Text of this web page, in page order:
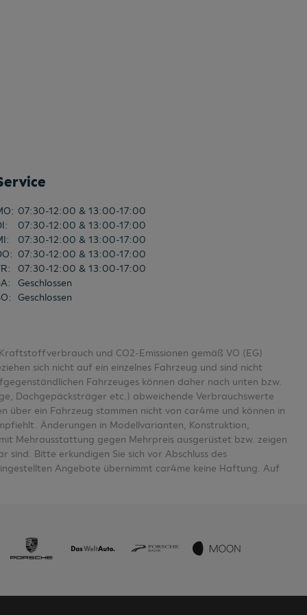
: 07:30-12:00 & 13:00-17:00
:
07:30-12:00 & 13:00-17:00
:
07:30-12:00 & 13:00-17:00
: 07:30-12:00 & 13:00-17:00
:
07:30-12:00 & 13:00-17:00
:
Geschlossen
: Geschlossen
und CO2-Emissionen gemäß VO (EG)
sich nicht auf ein einzelnes Fahrzeug und sind nicht
Fahrzeuges können daher nach unten bzw.
Dachgepäcksträger etc.) abweichende Verbrauchswerte
über ein Fahrzeug stammen nicht von car4me und können in
Änderungen in Modellvarianten, Konstruktion,
Mehrausstattung gegen Mehrpreis ausgerüstet bzw. zeigen
Bitte erkundigen Sie sich vor Abschluss des
Angebote übernimmt car4me keine Haftung. Auf